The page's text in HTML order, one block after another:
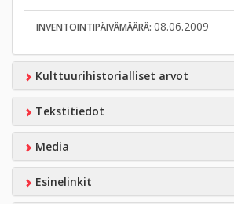
INVENTOINTIPÄIVÄMÄÄRÄ: 08.06.2009
Kulttuurihistorialliset arvot
Tekstitiedot
Media
Esinelinkit